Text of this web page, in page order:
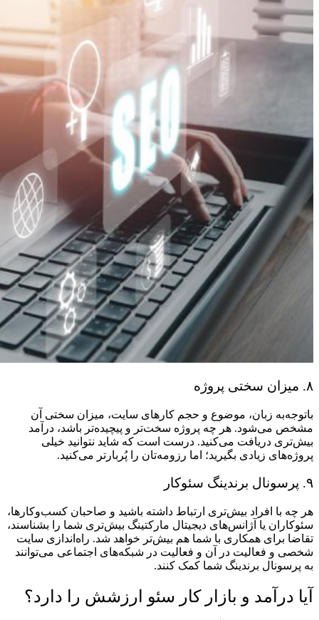
۸. میزان سختی پروژه
باتوجه‌به زبان، موضوع و حجم کارهای سایت، میزان سختی آن
مشخص می‌شود. هر چه پروژه سخت‌تر و پیچیده‌تر باشد، درآمد
بیش‌تری دریافت می‌کنید. درست است که شاید نتوانید خیلی
پروژه‌های زیادی بگیرید؛ اما رزومه‌تان را پُربارتر می‌کنید.
۹. پرسونال برندینگ سئوکار
هر چه با افراد بیش‌تری ارتباط داشته باشید و صاحبان کسب‌وکارها،
سئوکاران یا آژانس‌های دیجیتال مارکتینگ بیش‌تری شما را بشناسند،
تقاضا برای همکاری با شما هم بیش‌تر خواهد شد. راه‌اندازی سایت
شخصی و فعالیت در آن و فعالیت در شبکه‌های اجتماعی می‌توانند
به پرسونال برندینگ شما کمک کنند.
آیا درآمد و بازار کار سئو ارزشش را دارد؟